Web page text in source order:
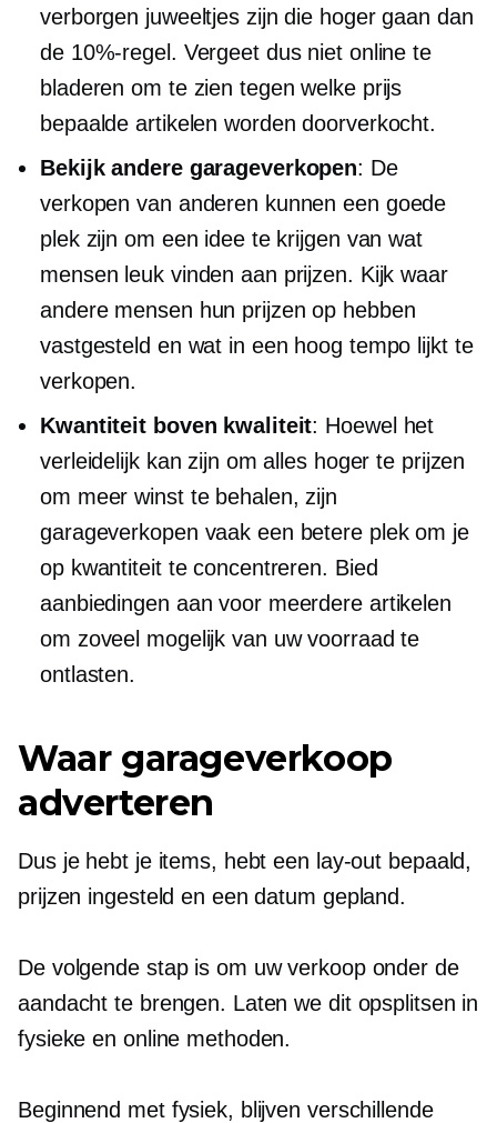
verborgen juweeltjes zijn die hoger gaan dan
de 10%-regel. Vergeet dus niet online te
bladeren om te zien tegen welke prijs
bepaalde artikelen worden doorverkocht.
Bekijk andere garageverkopen: De
verkopen van anderen kunnen een goede
plek zijn om een ​​idee te krijgen van wat
mensen leuk vinden aan prijzen. Kijk waar
andere mensen hun prijzen op hebben
vastgesteld en wat in een hoog tempo lijkt te
verkopen.
Kwantiteit boven kwaliteit: Hoewel het
verleidelijk kan zijn om alles hoger te prijzen
om meer winst te behalen, zijn
garageverkopen vaak een betere plek om je
op kwantiteit te concentreren. Bied
aanbiedingen aan voor meerdere artikelen
om zoveel mogelijk van uw voorraad te
ontlasten.
Waar garageverkoop
adverteren
Dus je hebt je items, hebt een lay-out bepaald,
prijzen ingesteld en een datum gepland.
De volgende stap is om uw verkoop onder de
aandacht te brengen. Laten we dit opsplitsen in
fysieke en online methoden.
Beginnend met fysiek, blijven verschillende